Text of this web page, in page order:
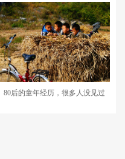
80后的童年经历，很多人没见过